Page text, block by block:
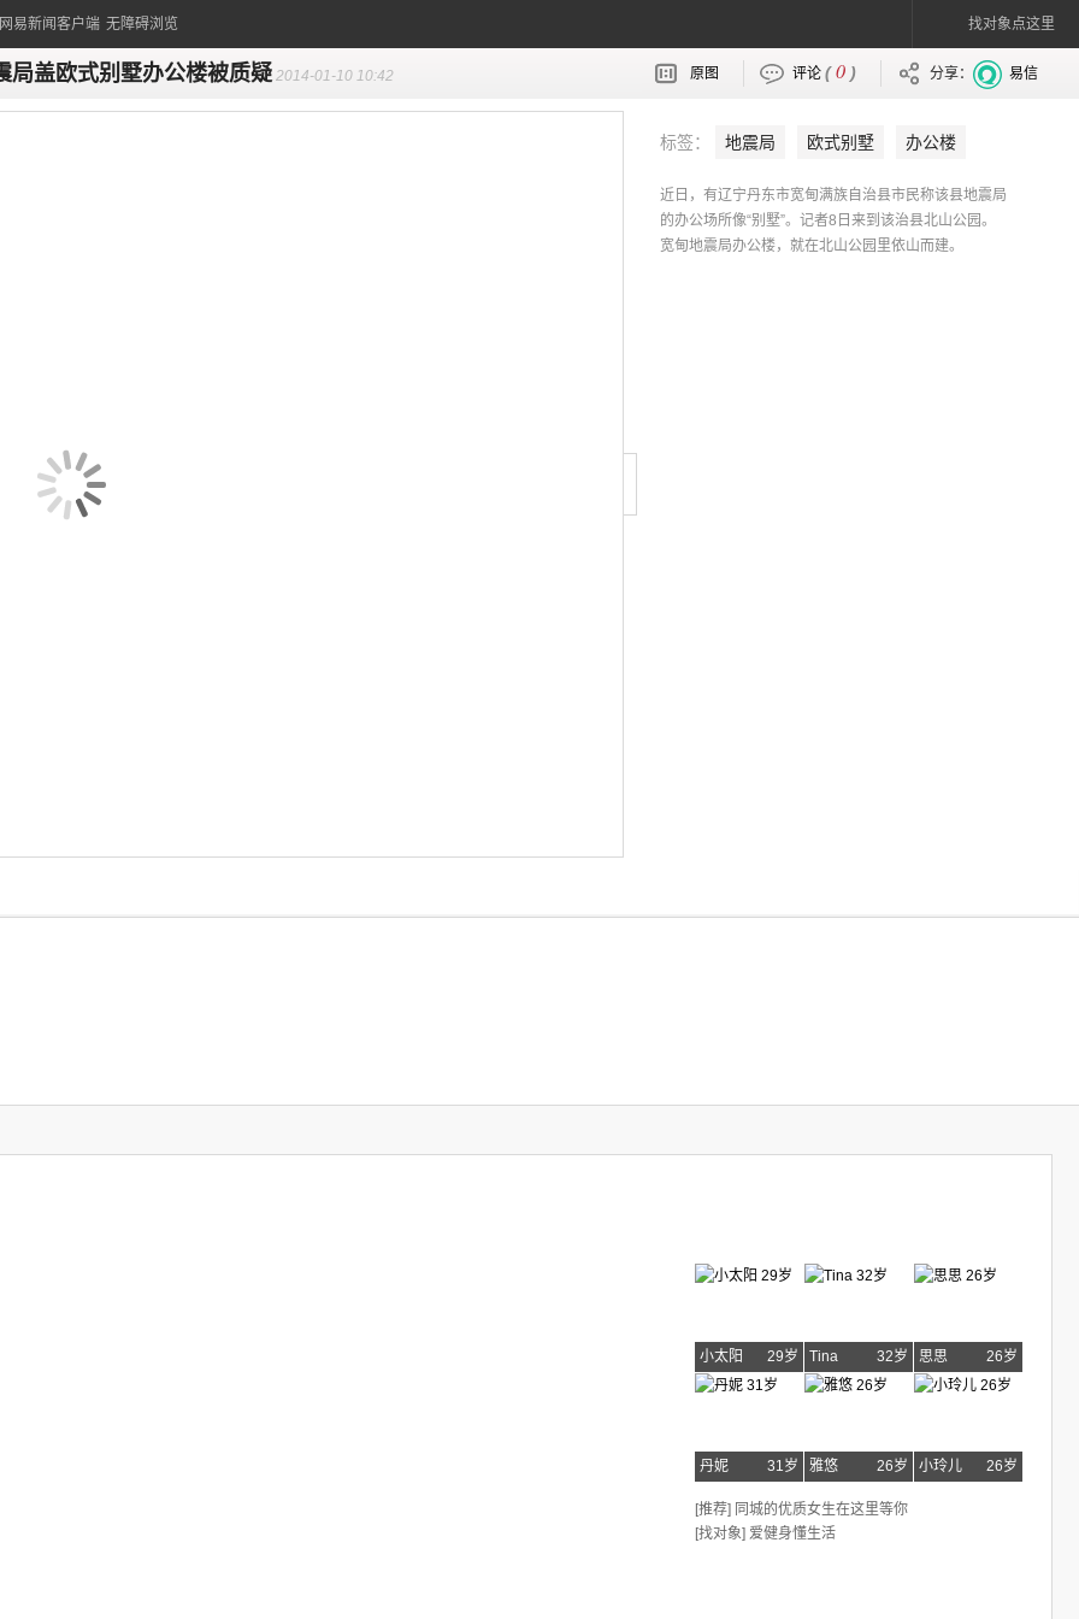
易新闻客户端 无障碍浏览 找对象点这里
局盖欧式别墅办公楼被质疑 2014-01-10 10:42 原图 评论 (0 ) 分享： 易信
标签： 地震局 欧式别墅 办公楼
近日，有辽宁丹东市宽甸满族自治县市民称该县地震局
的办公场所像“别墅”。记者8日来到该治县北山公园。
宽甸地震局办公楼，就在北山公园里依山而建。
小太阳 29岁 Tina 32岁 思思 26岁
丹妮 31岁 雅悠 26岁 小玲儿 26岁
[推荐] 同城的优质女生在这里等你
[找对象] 爱健身懂生活